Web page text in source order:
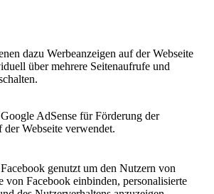
AdSense für Förderung der
Webseite verwendet.
genutzt um den Nutzern von
von Facebook einbinden, personalisierte
des Nutzerverhaltens anzuzeigen.
Tracking Cookie wird genutzt um
effektiv zu erfassen. Diese
Seitenbetreiber genutzt um Google
einzusetzen.